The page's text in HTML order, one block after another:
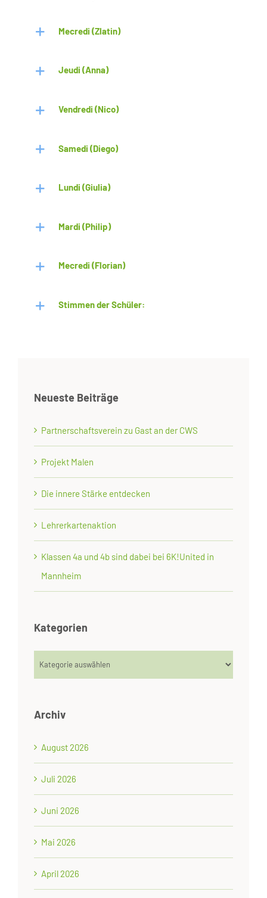
Mecredi (Zlatin)
Jeudi (Anna)
Vendredi (Nico)
Samedi (Diego)
Lundi (Giulia)
Mardi (Philip)
Mecredi (Florian)
Stimmen der Schüler:
Neueste Beiträge
Partnerschaftsverein zu Gast an der CWS
Projekt Malen
Die innere Stärke entdecken
Lehrerkartenaktion
Klassen 4a und 4b sind dabei bei 6K!United in
Mannheim
Kategorien
Kategorien
Archiv
August 2026
Juli 2026
Juni 2026
Mai 2026
April 2026